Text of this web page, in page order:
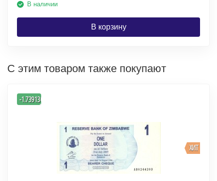
В наличии
В корзину
С этим товаром также покупают
ХИТ
-
-1.7391304347826
%